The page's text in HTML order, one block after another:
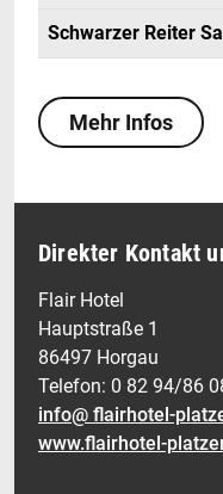
Schwarzer Reiter
Mehr Infos
Direkter Kontakt
Flair Hotel
Hauptstraße 1
86497 Horgau
Telefon: 0 82 94/86
info@ flairhotel-
www.flairhotel-